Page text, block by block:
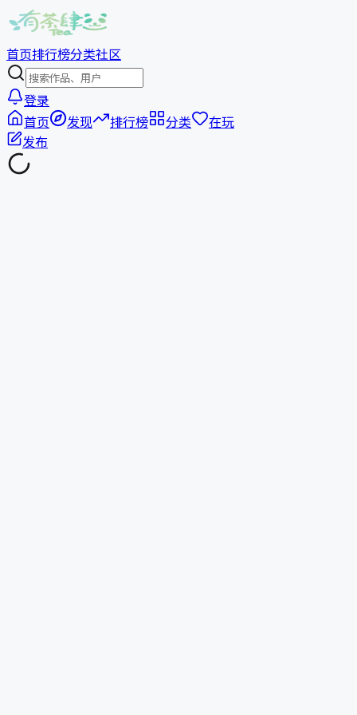
首页排行榜分类社区
登录
首页
发现 排行榜 分类
在玩
发布